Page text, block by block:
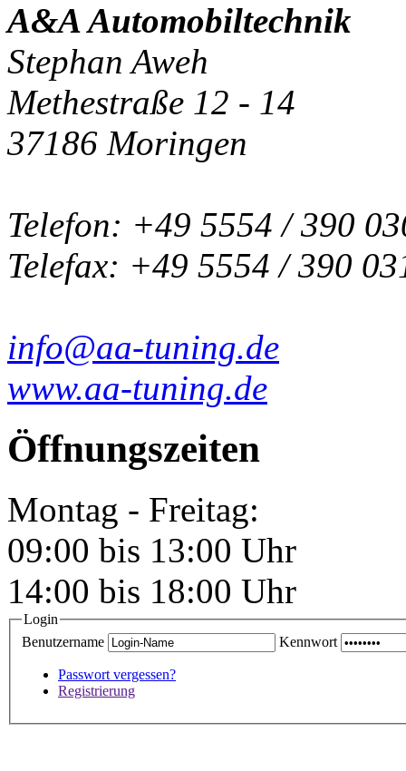
A&A Automobiltechnik
Stephan Aweh
Methestraße 12 - 14
37186 Moringen
Telefon: +49 5554 / 390
Telefax: +49 5554 / 390
info@aa-tuning.de
www.aa-tuning.de
Öffnungszeiten
Montag - Freitag:
09:00 bis 13:00 Uhr
14:00 bis 18:00 Uhr
Login
Benutzername
Kennwort
Passwort vergessen?
Registrierung